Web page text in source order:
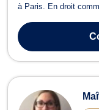
à Paris. En droit
vices du
commerciales